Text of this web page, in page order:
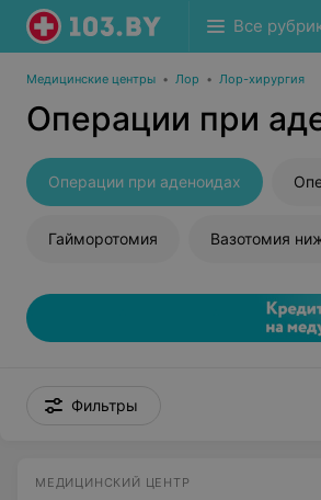
Все
Медицинские центры • Лор • Лор-хирургия
Операции при
Операции при аденоидах
Гайморотомия
Фильтры
МЕДИЦИНСКИЙ ЦЕНТР